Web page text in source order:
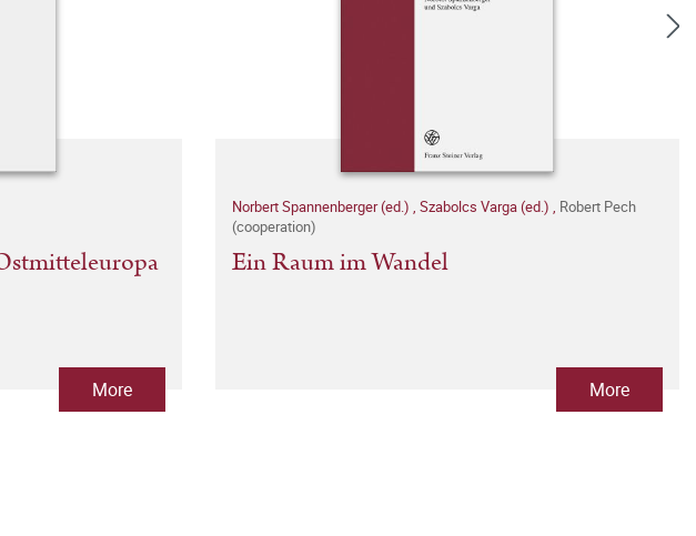
More
Norbert Spannenberger (ed.) Szabolcs Varga (ed.)
Robert Pech
(cooperation)
Ein Raum im Wandel
More